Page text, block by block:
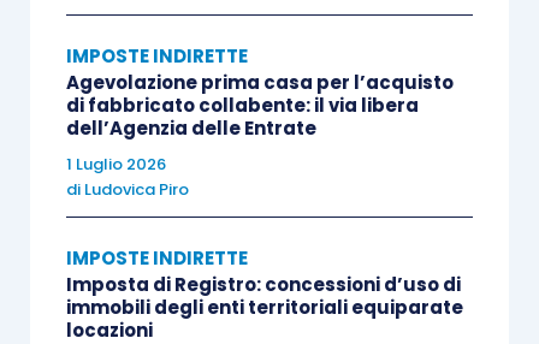
regime Iva previsto èl’esenzionesalvo l’opzione,
sempre possibile, per l’imponibilità (22%), da
manifestarsi anch’essa nel contratto di
buy.
La scelta circa l’esenzione o l’imponibilità Iva, ove
possibile, produce i suoi effetti anche per quanto
riguarda l’
imposta di registro,
a cui è
IMPOSTE INDIRETTE
Agevolazione prima casa per l’acquisto
di fabbricato collabente: il via libera
dell’Agenzia delle Entrate
1 Luglio 2026
di Ludovica Piro
IMPOSTE INDIRETTE
Imposta di Registro: concessioni d’uso di
immobili degli enti territoriali equiparate
locazioni